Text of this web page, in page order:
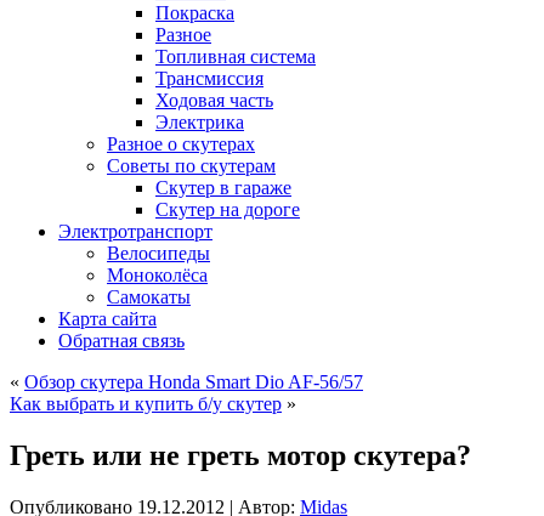
Покраска
Разное
Топливная система
Трансмиссия
Ходовая часть
Электрика
Разное о скутерах
Советы по скутерам
Скутер в гараже
Скутер на дороге
Электротранспорт
Велосипеды
Моноколёса
Самокаты
Карта сайта
Обратная связь
« Обзор скутера Honda Smart Dio AF-56/57
Как выбрать и купить б/у скутер »
Греть или не греть мотор скутера?
Опубликовано 19.12.2012 | Автор: Midas